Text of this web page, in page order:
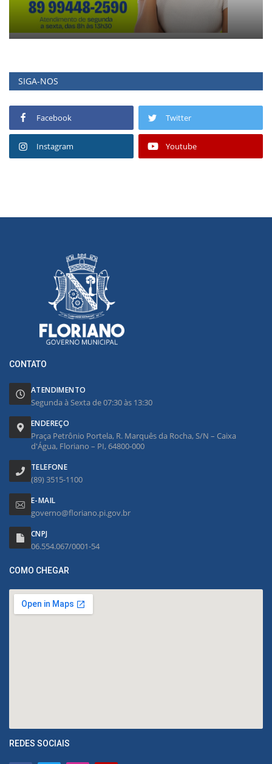
SIGA-NOS
Facebook Twitter
Instagram Youtube
CONTATO
ATENDIMENTO
Segunda à Sexta de 07:30 às 13:30
ENDEREÇO
Praça Petrônio Portela, R. Marquês da Rocha, S/N – Caixa
d'Água, Floriano – PI, 64800-000
TELEFONE
(89) 3515-1100
E-MAIL
governo@floriano.pi.gov.br
CNPJ
06.554.067/0001-54
COMO CHEGAR
REDES SOCIAIS